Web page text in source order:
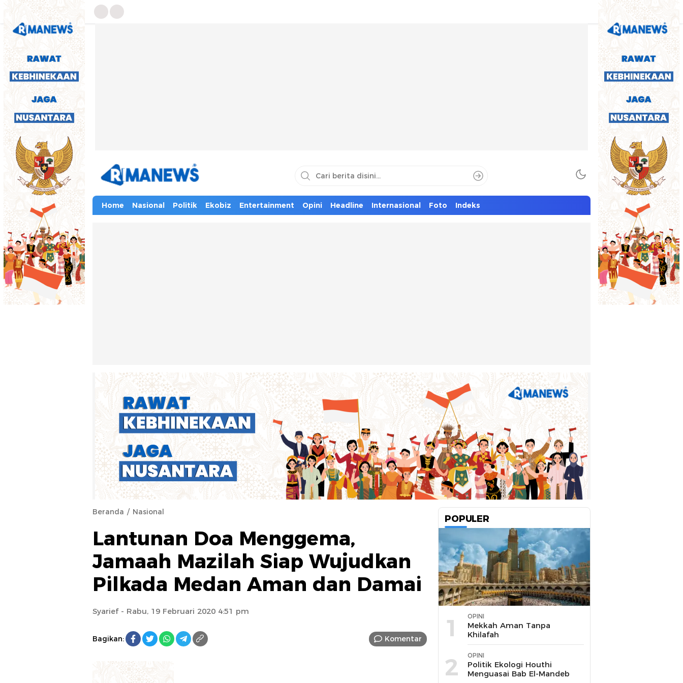
Home Nasional Politik Ekobiz Entertainment Opini Headline Internasional Foto Indeks
Beranda Nasional
Lantunan Doa Menggema,
Jamaah Mazilah Siap Wujudkan
Pilkada Medan Aman dan Damai
Syarief- Rabu, 19 Februari 2020 4:51 pm
Bagikan: Komentar
POPULER
1 OPINI
Mekkah Aman Tanpa
Khilafah
2 OPINI
Politik Ekologi Houthi
Menguasai Bab El-Mandeb